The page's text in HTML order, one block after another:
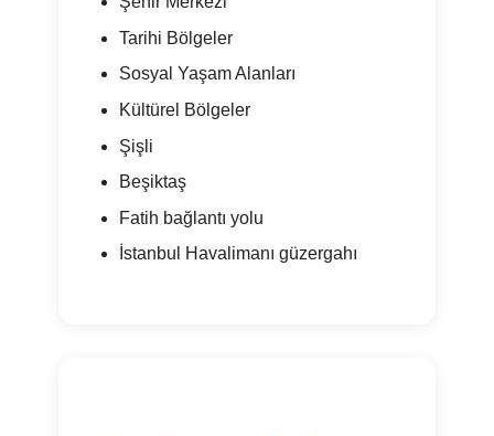
Tarihi Bölgeler
Sosyal Yaşam Alanları
Kültürel Bölgeler
Şişli
Beşiktaş
Fatih bağlantı yolu
İstanbul Havalimanı güzergahı